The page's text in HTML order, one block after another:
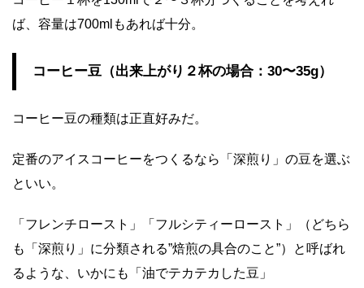
ば、容量は700mlもあれば十分。
コーヒー豆（出来上がり２杯の場合：30〜35g）
コーヒー豆の種類は正直好みだ。
定番のアイスコーヒーをつくるなら「深煎り」の豆を選ぶ
といい。
「フレンチロースト」「フルシティーロースト」（どちら
も「深煎り」に分類される”焙煎の具合のこと”）と呼ばれ
るような、いかにも「油でテカテカした豆」